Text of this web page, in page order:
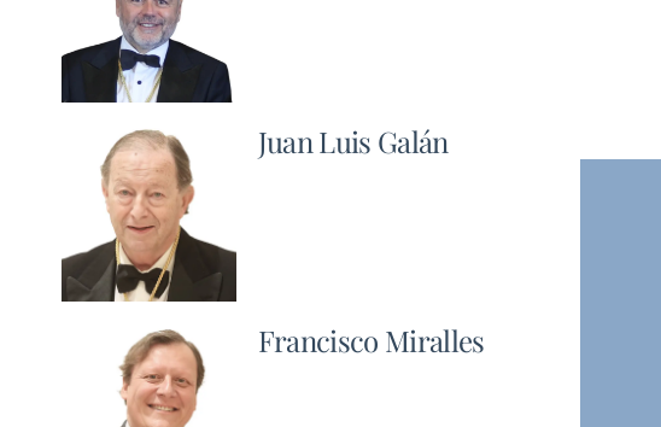
Juan Luis Galán
Francisco Miralles